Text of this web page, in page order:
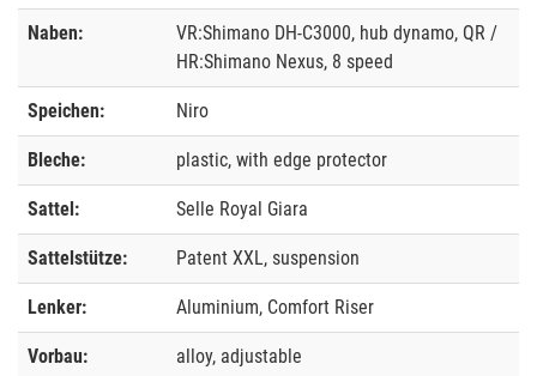
Naben:
VR:Shimano DH-C3000, hub dynamo, QR /
HR:Shimano Nexus, 8 speed
Speichen: Niro
Bleche: plastic, with edge protector
Sattel: Selle Royal Giara
Sattelstütze: Patent XXL, suspension
Lenker: Aluminium, Comfort Riser
Vorbau: alloy, adjustable